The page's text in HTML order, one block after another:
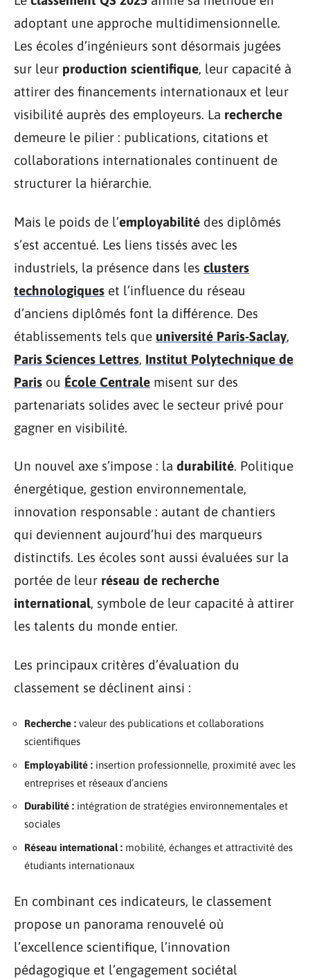
adoptant une approche multidimensionnelle.
Les écoles d’ingénieurs sont désormais jugées
sur leur production scientifique, leur capacité à
attirer des financements internationaux et leur
visibilité auprès des employeurs. La recherche
demeure le pilier : publications, citations et
collaborations internationales continuent de
structurer la hiérarchie.
Mais le poids de l’employabilité des diplômés
s’est accentué. Les liens tissés avec les
industriels, la présence dans les clusters
technologiques et l’influence du réseau
d’anciens diplômés font la différence. Des
établissements tels que université Paris-Saclay,
Paris Sciences Lettres, Institut Polytechnique de
Paris ou École Centrale misent sur des
partenariats solides avec le secteur privé pour
gagner en visibilité.
Un nouvel axe s’impose : la durabilité. Politique
énergétique, gestion environnementale,
innovation responsable : autant de chantiers
qui deviennent aujourd’hui des marqueurs
distinctifs. Les écoles sont aussi évaluées sur la
portée de leur réseau de recherche
international, symbole de leur capacité à attirer
les talents du monde entier.
Les principaux critères d’évaluation du
classement se déclinent ainsi :
Recherche : valeur des publications et collaborations
scientifiques
Employabilité : insertion professionnelle, proximité avec les
entreprises et réseaux d’anciens
Durabilité : intégration de stratégies environnementales et
sociales
Réseau international : mobilité, échanges et attractivité des
étudiants internationaux
En combinant ces indicateurs, le classement
propose un panorama renouvelé où
l’excellence scientifique, l’innovation
pédagogique et l’engagement sociétal